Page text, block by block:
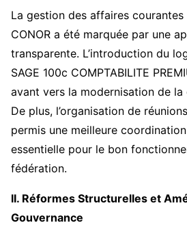
La gestion des affaires courantes
CONOR a été marquée par une
transparente. L’introduction du
SAGE 100c COMPTABILITE
avant vers la modernisation de la
De plus, l’organisation de
permis une meilleure
essentielle pour le bon
fédération.
II. Réformes Structurelles et
Gouvernance